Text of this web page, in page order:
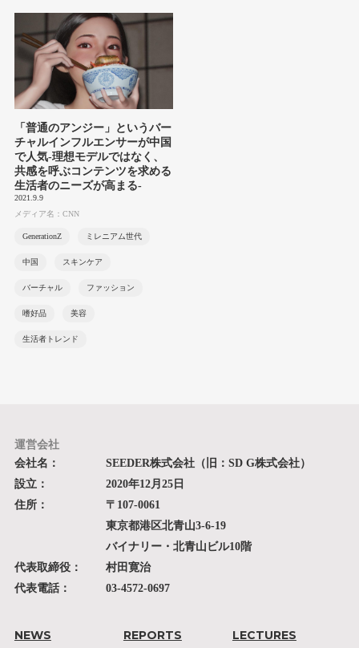
「普通のアンジー」というバー
チャルインフルエンサーが中国
で人気-理想モデルではなく、
共感を呼ぶコンテンツを求める
生活者のニーズが高まる-
2021.9.9
メディア名：CNN
GenerationZ ミレニアム世代
中国 スキンケア
バーチャル ファッション
嗜好品 美容
生活者トレンド
運営会社
会社名：
SEEDER株式会社（旧：SD G株式会社）
設立：
2020年12月25日
住所：
〒107-0061
東京都港区北青山3-6-19
バイナリー・北青山ビル10階
代表取締役：
村田寛治
代表電話：
03-4572-0697
NEWS REPORTS LECTURES